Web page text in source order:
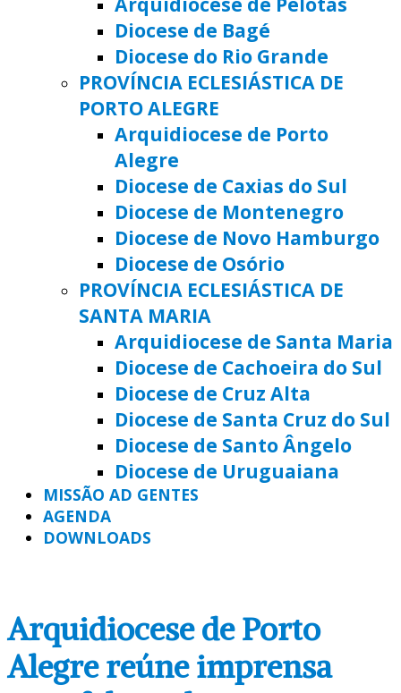
Diocese de Bagé
Diocese do Rio Grande
PROVÍNCIA ECLESIÁSTICA DE
PORTO ALEGRE
Arquidiocese de Porto
Alegre
Diocese de Caxias do Sul
Diocese de Montenegro
Diocese de Novo Hamburgo
Diocese de Osório
PROVÍNCIA ECLESIÁSTICA DE
SANTA MARIA
Arquidiocese de Santa Maria
Diocese de Cachoeira do Sul
Diocese de Cruz Alta
Diocese de Santa Cruz do Sul
Diocese de Santo Ângelo
Diocese de Uruguaiana
MISSÃO AD GENTES
AGENDA
DOWNLOADS
Arquidiocese de Porto
Alegre reúne imprensa